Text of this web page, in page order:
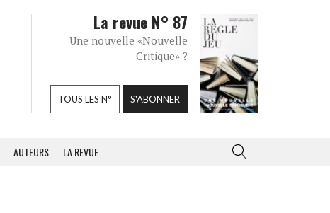
La revue N° 87
Une nouvelle «Nouvelle
Critique» ?
TOUS LES N° S'ABONNER
AUTEURS LA REVUE